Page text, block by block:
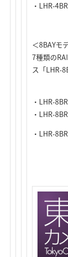
・LHR-
＜8BAYモ
7種類の
ス「LHR-
・LHR-
・LHR-
・LHR-